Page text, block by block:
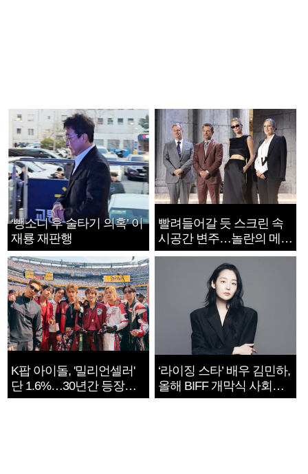
‘뺑소니 후 술타기 의혹’ 이
재룡 재판행
빨려들어갈 듯 스크린 속
시공간 변주…놀란의 메시
지는 ‘전쟁 속죄’
K팝 아이돌, '밀리언셀러'
단 1.6%…30년간 등장
1182개팀 전수조사
‘라이징 스타’ 배우 김민하,
올해 BIFF 개막식 사회자
확정